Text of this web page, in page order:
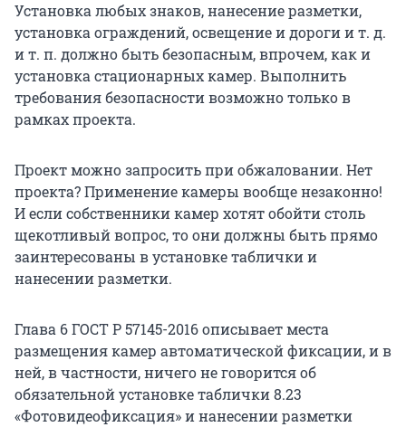
Установка любых знаков, нанесение разметки,
установка ограждений, освещение и дороги и т. д.
и т. п. должно быть безопасным, впрочем, как и
установка стационарных камер. Выполнить
требования безопасности возможно только в
рамках проекта.
Проект можно запросить при обжаловании. Нет
проекта? Применение камеры вообще незаконно!
И если собственники камер хотят обойти столь
щекотливый вопрос, то они должны быть прямо
заинтересованы в установке таблички и
нанесении разметки.
Глава 6 ГОСТ Р 57145-2016 описывает места
размещения камер автоматической фиксации, и в
ней, в частности, ничего не говорится об
обязательной установке таблички 8.23
«Фотовидеофиксация» и нанесении разметки